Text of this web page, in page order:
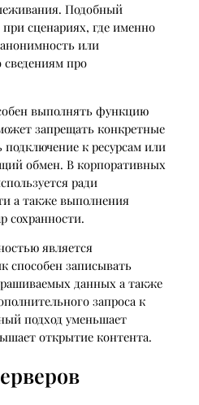
Подобный
сценариях, где именно
или
сведениям про
выполнять функцию
запрещать конкретные
подключение к ресурсам или
обмен. В корпоративных
ради
а также выполнения
сохранности.
является
способен записывать
данных а также
запроса к
подход уменьшает
открытие контента.